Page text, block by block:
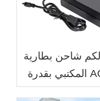
شاحن بطارية
AC-DC المكتبي بقدرة